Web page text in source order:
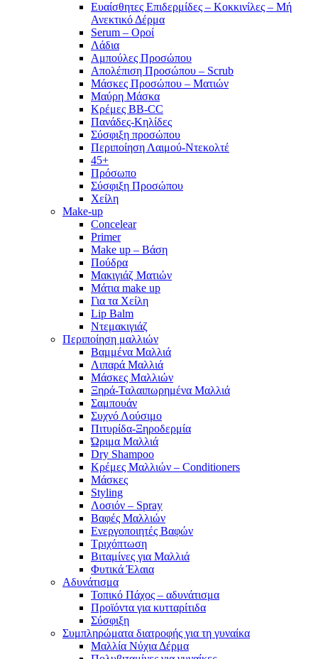
Ευαίσθητες Επιδερμίδες – Κοκκινίλες – Μή
Ανεκτικό Δέρμα
Serum – Οροί
Λάδια
Αμπούλες Προσώπου
Απολέπιση Προσώπου – Scrub
Μάσκες Προσώπου – Ματιών
Μαύρη Μάσκα
Κρέμες BB-CC
Πανάδες-Κηλίδες
Σύσφιξη προσώπου
Περιποίηση Λαιμού-Ντεκολτέ
45+
Πρόσωπο
Σύσφιξη Προσώπου
Χείλη
Make-up
Concelear
Primer
Make up – Βάση
Πούδρα
Μακιγιάζ Ματιών
Μάτια make up
Για τα Χείλη
Lip Balm
Ντεμακιγιάζ
Περιποίηση μαλλιών
Βαμμένα Μαλλιά
Λιπαρά Μαλλιά
Μάσκες Μαλλιών
Ξηρά-Ταλαιπωρημένα Μαλλιά
Σαμπουάν
Συχνό Λούσιμο
Πιτυρίδα-Ξηροδερμία
Ώριμα Μαλλιά
Dry Shampoo
Κρέμες Μαλλιών – Conditioners
Μάσκες
Styling
Λοσιόν – Spray
Βαφές Μαλλιών
Ενεργοποιητές Βαφών
Τριχόπτωση
Βιταμίνες για Μαλλιά
Φυτικά Έλαια
Αδυνάτισμα
Τοπικό Πάχος – αδυνάτισμα
Προϊόντα για κυτταρίτιδα
Σύσφιξη
Συμπληρώματα διατροφής για τη γυναίκα
Μαλλία Νύχια Δέρμα